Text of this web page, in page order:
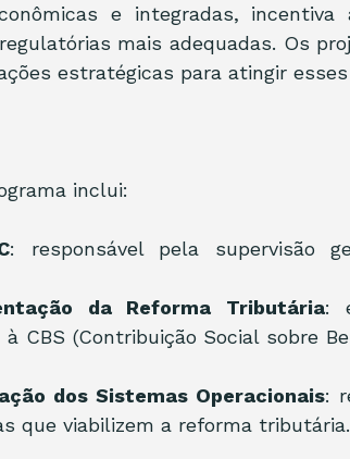
e integradas, incentiva
mais adequadas. Os
estratégicas para atingir
inclui:
: responsável pela supervisão
da Reforma Tributária:
CBS (Contribuição Social sobre
dos Sistemas Operacionais:
que viabilizem a reforma tributária.